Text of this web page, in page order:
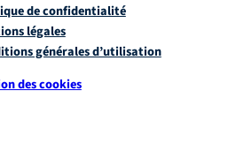
de confidentialité
légales
générales d’utilisation
des cookies